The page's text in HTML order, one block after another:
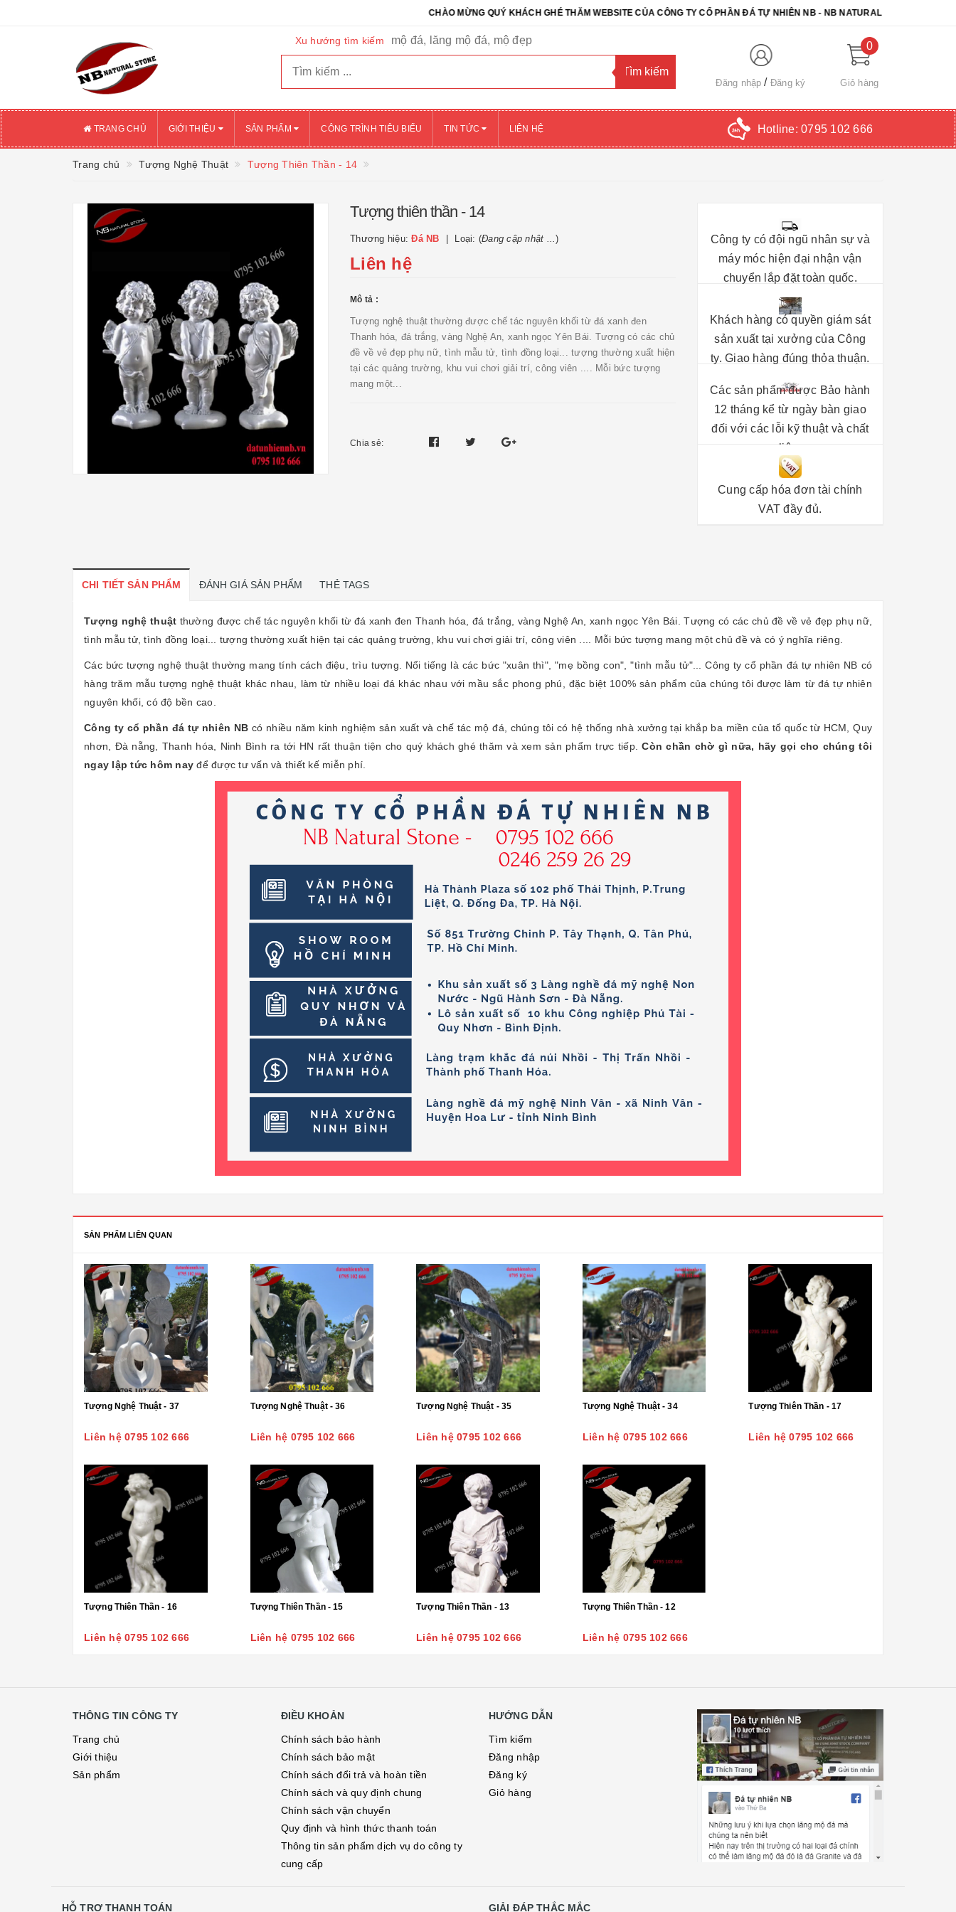
CHÀO MỪNG QUÝ KHÁCH GHÉ THĂM WEBSITE CỦA CÔNG TY CỔ PHẦN ĐÁ TỰ NHIÊN NB - NB NATURAL STONE. CHÚC QUÝ
Xu hướng tìm kiếm mộ đá, lăng mộ đá, mộ đẹp
Đăng nhập Đăng ký
0
Giỏ hàng
TRANG CHỦ GIỚI THIỆU SẢN PHẨM CÔNG TRÌNH TIÊU BIỂU TIN TỨC LIÊN HỆ Hotline: 0795 102 666
Trang chủ Tượng Nghệ Thuật Tượng Thiên Thần - 14
Tượng thiên thần - 14
Thương hiệu:Đá NB Loại: (Đang cập nhật ...)
Liên hệ
Mô tả :
Tượng nghệ thuật thường được chế tác nguyên khối từ đá xanh đen
Thanh hóa, đá trắng, vàng Nghệ An, xanh ngọc Yên Bái. Tượng có các chủ
đề về vẻ đẹp phụ nữ, tình mẫu tử, tình đồng loại... tượng thường xuất hiện
tại các quảng trường, khu vui chơi giải trí, công viên .... Mỗi bức tượng
mang một...
Chia sẻ:
Công ty có đội ngũ nhân sự và
máy móc hiện đại nhận vận
chuyển lắp đặt toàn quốc.
Khách hàng có quyền giám sát
sản xuất tại xưởng của Công
ty. Giao hàng đúng thỏa thuận.
Các sản phẩm được Bảo hành
12 tháng kể từ ngày bàn giao
đối với các lỗi kỹ thuật và chất
liệu.
Cung cấp hóa đơn tài chính
VAT đầy đủ.
CHI TIẾT SẢN PHẨM ĐÁNH GIÁ SẢN PHẨM THẺ TAGS
Tượng nghệ thuật thường được chế tác nguyên khối từ đá xanh đen Thanh hóa, đá trắng, vàng Nghệ An, xanh ngọc Yên Bái. Tượng có các chủ đề về vẻ đẹp phụ nữ,
tình mẫu tử, tình đồng loại... tượng thường xuất hiện tại các quảng trường, khu vui chơi giải trí, công viên .... Mỗi bức tượng mang một chủ đề và có ý nghĩa riêng.
Các bức tượng nghệ thuật thường mang tính cách điệu, trìu tượng. Nổi tiếng là các bức "xuân thì", "mẹ bồng con", "tình mẫu tử"... Công ty cổ phần đá tự nhiên NB có
hàng trăm mẫu tượng nghệ thuật khác nhau, làm từ nhiều loại đá khác nhau với mầu sắc phong phú, đặc biệt 100% sản phẩm của chúng tôi được làm từ đá tự nhiên
nguyên khối, có độ bền cao.
Công ty cổ phần đá tự nhiên NB có nhiều năm kinh nghiệm sản xuất và chế tác mộ đá, chúng tôi có hệ thống nhà xưởng tại khắp ba miền của tổ quốc từ HCM, Quy
nhơn, Đà nẵng, Thanh hóa, Ninh Bình ra tới HN rất thuận tiện cho quý khách ghé thăm và xem sản phẩm trực tiếp.Còn chần chờ gì nữa, hãy gọi cho chúng tôi
ngay lập tức hôm nay để được tư vấn và thiết kế miễn phí.
SẢN PHẨM LIÊN QUAN
Tượng Nghệ Thuật - 37
Liên hệ 0795 102 666
Tượng Nghệ Thuật - 36
Liên hệ 0795 102 666
Tượng Nghệ Thuật - 35
Liên hệ 0795 102 666
Tượng Nghệ Thuật - 34
Liên hệ 0795 102 666
Tượng Thiên Thần - 17
Liên hệ 0795 102 666
Tượng Thiên Thần - 16
Liên hệ 0795 102 666
Tượng Thiên Thần - 15
Liên hệ 0795 102 666
Tượng Thiên Thần - 13
Liên hệ 0795 102 666
Tượng Thiên Thần - 12
Liên hệ 0795 102 666
THÔNG TIN CÔNG TY
Trang chủ
Giới thiệu
Sản phẩm
ĐIỀU KHOẢN
Chính sách bảo hành
Chính sách bảo mật
Chính sách đổi trả và hoàn tiền
Chính sách và quy định chung
Chính sách vận chuyển
Quy định và hình thức thanh toán
Thông tin sản phẩm dịch vụ do công ty
cung cấp
HƯỚNG DẪN
Tìm kiếm
Đăng nhập
Đăng ký
Giỏ hàng
HỖ TRỢ THANH TOÁN GIẢI ĐÁP THẮC MẮC